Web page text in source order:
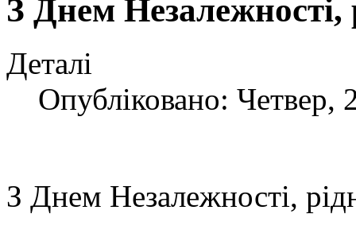
З Днем Незалежності,
Деталі
Опубліковано: Четвер,
З Днем Незалежності,